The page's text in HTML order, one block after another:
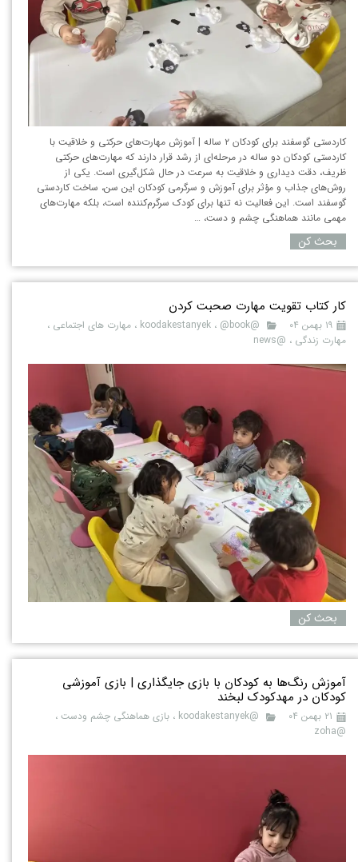
کاردستی گوسفند برای کودکان ۲ ساله | آموزش مهارت‌های حرکتی و خلاقیت با
کاردستی کودکان دو ساله در مرحله‌ای از رشد قرار دارند که مهارت‌های حرکتی
ظریف، دقت دیداری و خلاقیت به سرعت در حال شکل‌گیری است. یکی از
روش‌های جذاب و مؤثر برای آموزش و سرگرمی کودکان این سن، ساخت کاردستی
گوسفند است. این فعالیت نه تنها برای کودک سرگرم‌کننده است، بلکه مهارت‌های
مهمی مانند هماهنگی چشم و دست، …
بحث کن
کار کتاب تقویت مهارت صحبت کردن
۱۹ بهمن ۰۴ @koodakestanyek ، @book ، مهارت های اجتماعی ،
مهارت زندگی ، @news
بحث کن
آموزش رنگ‌ها به کودکان با بازی جایگذاری | بازی آموزشی
کودکان در مهدکودک لبخند
۲۱ بهمن ۰۴ @koodakestanyek ، بازی هماهنگی چشم ودست ،
@zoha